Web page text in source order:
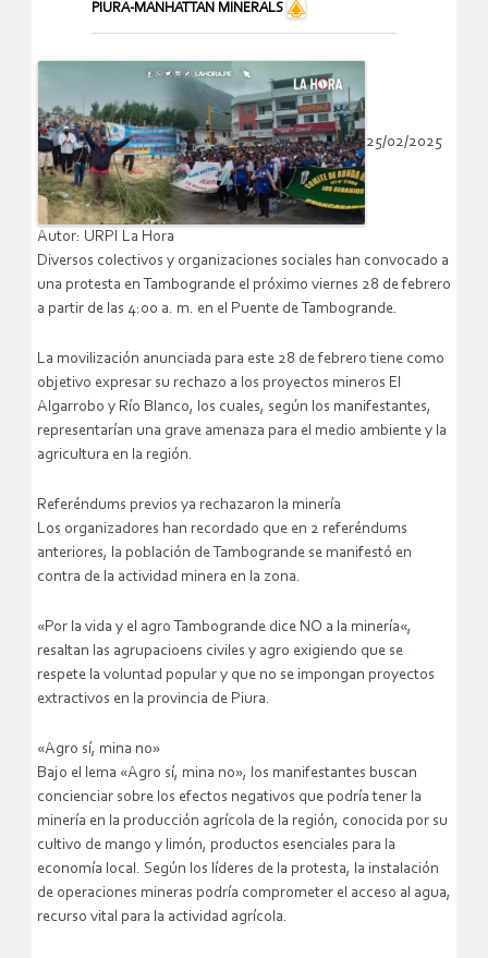
PIURA-MANHATTAN MINERALS
25/02/2025
Autor: URPI La Hora
Diversos colectivos y organizaciones sociales han convocado a
una protesta en Tambogrande el próximo viernes 28 de febrero
a partir de las 4:00 a. m. en el Puente de Tambogrande.
La movilización anunciada para este 28 de febrero tiene como
objetivo expresar su rechazo a los proyectos mineros El
Algarrobo y Río Blanco, los cuales, según los manifestantes,
representarían una grave amenaza para el medio ambiente y la
agricultura en la región.
Referéndums previos ya rechazaron la minería
Los organizadores han recordado que en 2 referéndums
anteriores, la población de Tambogrande se manifestó en
contra de la actividad minera en la zona.
«Por la vida y el agro Tambogrande dice NO a la minería«,
resaltan las agrupacioens civiles y agro exigiendo que se
respete la voluntad popular y que no se impongan proyectos
extractivos en la provincia de Piura.
«Agro sí, mina no»
Bajo el lema «Agro sí, mina no», los manifestantes buscan
concienciar sobre los efectos negativos que podría tener la
minería en la producción agrícola de la región, conocida por su
cultivo de mango y limón, productos esenciales para la
economía local. Según los líderes de la protesta, la instalación
de operaciones mineras podría comprometer el acceso al agua,
recurso vital para la actividad agrícola.